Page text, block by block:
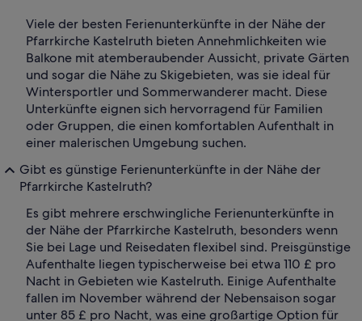
Viele der besten Ferienunterkünfte in der Nähe der
Pfarrkirche Kastelruth bieten Annehmlichkeiten wie
Balkone mit atemberaubender Aussicht, private Gärten
und sogar die Nähe zu Skigebieten, was sie ideal für
Wintersportler und Sommerwanderer macht. Diese
Unterkünfte eignen sich hervorragend für Familien
oder Gruppen, die einen komfortablen Aufenthalt in
einer malerischen Umgebung suchen.
Gibt es günstige Ferienunterkünfte in der Nähe der
Pfarrkirche Kastelruth?
Es gibt mehrere erschwingliche Ferienunterkünfte in
der Nähe der Pfarrkirche Kastelruth, besonders wenn
Sie bei Lage und Reisedaten flexibel sind. Preisgünstige
Aufenthalte liegen typischerweise bei etwa 110 £ pro
Nacht in Gebieten wie Kastelruth. Einige Aufenthalte
fallen im November während der Nebensaison sogar
unter 85 £ pro Nacht, was eine großartige Option für